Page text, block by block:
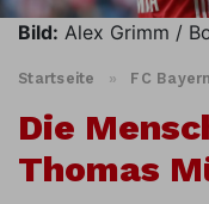
Bild: Alex Grimm /
Startseite » FC
Die
Thomas